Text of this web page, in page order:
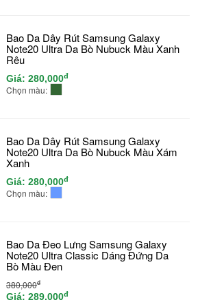
Bao Da Dây Rút Samsung Galaxy
Note20 Ultra Da Bò Nubuck Màu Xanh
Rêu
Giá: 280,000đ
Chọn màu:
Bao Da Dây Rút Samsung Galaxy
Note20 Ultra Da Bò Nubuck Màu Xám
Xanh
Giá: 280,000đ
Chọn màu:
Bao Da Đeo Lưng Samsung Galaxy
Note20 Ultra Classic Dáng Đứng Da
Bò Màu Đen
380,000đ
Giá: 289,000đ